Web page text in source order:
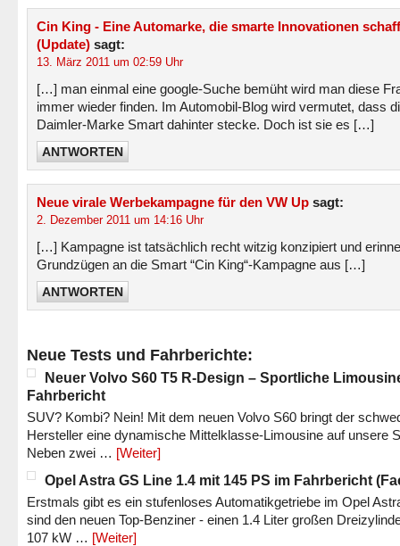
Cin King - Eine Automarke, die smarte Innovationen
(Update) sagt:
13. März 2011 um 02:59 Uhr
[…] man einmal eine google-Suche bemüht wird man diese
immer wieder finden. Im Automobil-Blog wird vermutet, dass
Daimler-Marke Smart dahinter stecke. Doch ist sie es […]
ANTWORTEN
Neue virale Werbekampagne für den VW Up sagt:
2. Dezember 2011 um 14:16 Uhr
[…] Kampagne ist tatsächlich recht witzig konzipiert und
Grundzügen an die Smart “Cin King“-Kampagne aus […]
ANTWORTEN
Neue Tests und Fahrberichte:
Neuer Volvo S60 T5 R-Design – Sportliche
Fahrbericht
SUV? Kombi? Nein! Mit dem neuen Volvo S60 bringt der
Hersteller eine dynamische Mittelklasse-Limousine auf unsere
Neben zwei … [Weiter]
Opel Astra GS Line 1.4 mit 145 PS im Fahrbericht
Erstmals gibt es ein stufenloses Automatikgetriebe im Opel
sind den neuen Top-Benziner - einen 1.4 Liter großen
107 kW … [Weiter]